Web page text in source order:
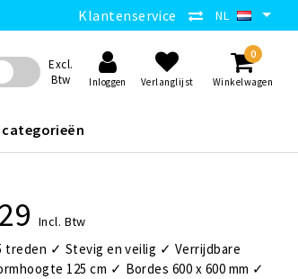
Klantenservice NL
Excl.
Btw
Inloggen Verlanglijst
0
Winkelwagen
categorieën
Incl. Btw
treden ✓ Stevig en veilig ✓ Verrijdbare
125 cm ✓ Bordes 600 x 600 mm ✓